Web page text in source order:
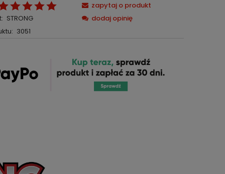
STRONG
3051
zapytaj o produkt
dodaj opinię